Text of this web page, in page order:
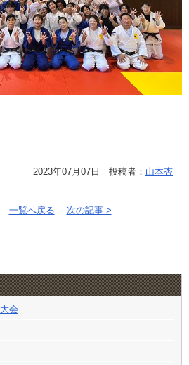
2023年07月07日 投稿者： 山本杏
一覧へ戻る 次の記事 >
会